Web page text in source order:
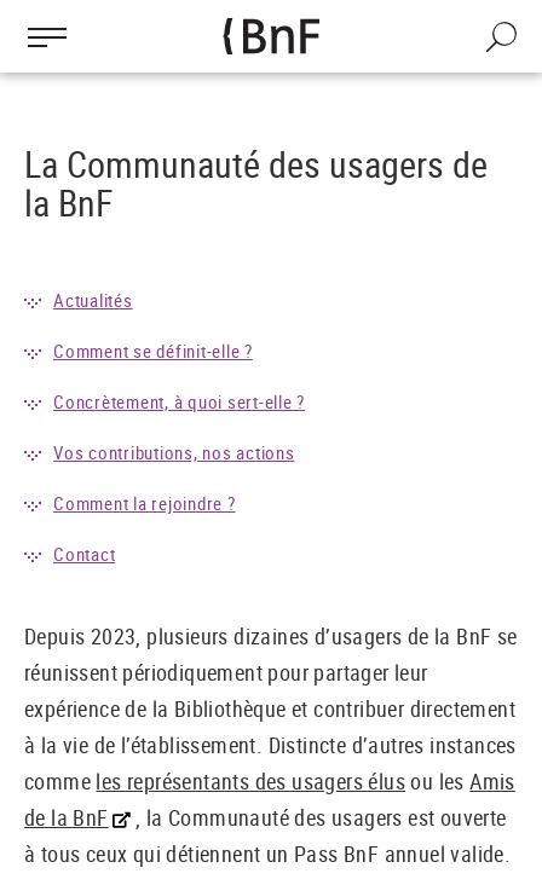
contenu
Recherche
La Communauté des usagers de
la BnF
Actualités
Comment se définit-elle ?
Concrètement, à quoi sert-elle ?
Vos contributions, nos actions
Comment la rejoindre ?
Contact
Depuis 2023, plusieurs dizaines d’usagers de la BnF se
réunissent périodiquement pour partager leur
expérience de la Bibliothèque et contribuer directement
à la vie de l’établissement. Distincte d’autres instances
comme les représentants des usagers élusou lesAmis
de la BnF
, la Communauté des usagers est ouverte
à tous ceux qui détiennent un Pass BnF annuel valide.